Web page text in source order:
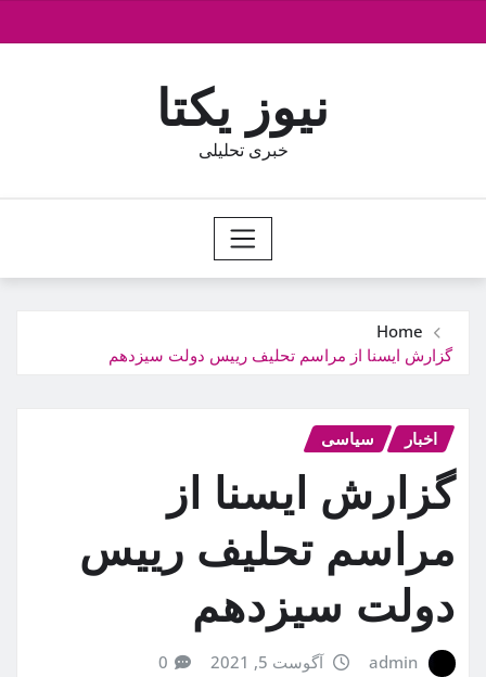
to
نیوز یکتا
خبری تحلیلی
Home
گزارش ایسنا از مراسم تحلیف رییس دولت سیزدهم
اخبار سیاسی
گزارش ایسنا از
مراسم تحلیف رییس
دولت سیزدهم
admin آگوست 5, 2021 0